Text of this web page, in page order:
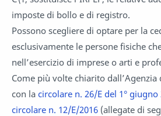
imposte di bollo e di registro.
Possono scegliere di optare per la
esclusivamente le persone fisiche
nell’esercizio di imprese o arti e
Come più volte chiarito
con la circolare n. 26/E del 1° giugno
circolare n. 12/E/2016 (allegate di